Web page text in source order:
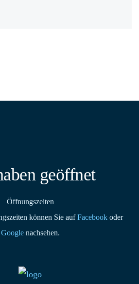
geöffnet
Öffnungszeiten
können Sie aufFacebook oder
Googlenachsehen.